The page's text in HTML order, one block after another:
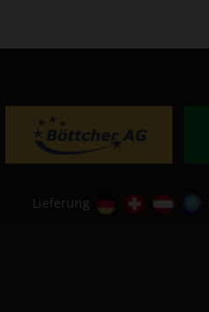
Lieferung